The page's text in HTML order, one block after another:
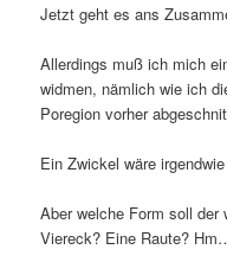
Jetzt geht es ans
Allerdings muß ich mich
widmen, nämlich wie ich
Poregion vorher
Ein Zwickel wäre
Aber welche Form soll der
Viereck? Eine Raute?